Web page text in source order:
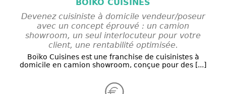
BOIKO CUISINES
Devenez cuisiniste à domicile vendeur/poseur
avec un concept éprouvé : un camion
showroom, un seul interlocuteur pour votre
client, une rentabilité optimisée.
Boïko Cuisines est une franchise de cuisinistes à
domicile en camion showroom, conçue pour des [...]